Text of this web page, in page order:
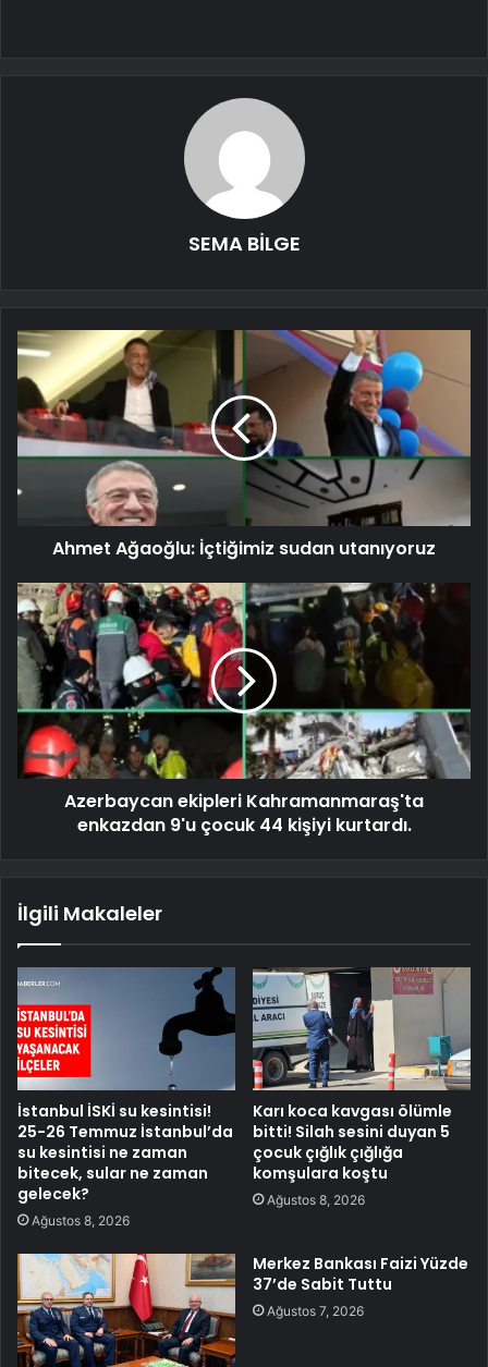
SEMA BİLGE
Ahmet Ağaoğlu: İçtiğimiz sudan utanıyoruz
Azerbaycan ekipleri Kahramanmaraş'ta
enkazdan 9'u çocuk 44 kişiyi kurtardı.
İlgili Makaleler
İstanbul İSKİ su kesintisi!
25-26 Temmuz İstanbul’da
su kesintisi ne zaman
bitecek, sular ne zaman
gelecek?
Ağustos 8, 2026
Karı koca kavgası ölümle
bitti! Silah sesini duyan 5
çocuk çığlık çığlığa
komşulara koştu
Ağustos 8, 2026
Merkez Bankası Faizi Yüzde
37’de Sabit Tuttu
Ağustos 7, 2026